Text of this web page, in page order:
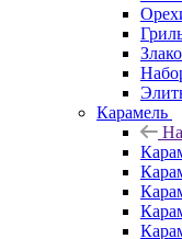
Карамель